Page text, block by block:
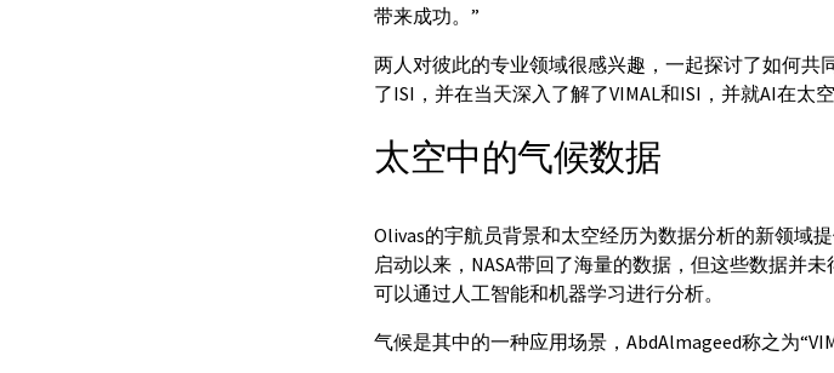
带来成功。”
两人对彼此的专业领域很感兴趣，一起探讨了如何共
了ISI，并在当天深入了解了VIMAL和ISI，并就AI在太
太空中的气候数据
Olivas的宇航员背景和太空经历为数据分析的新领域
启动以来，NASA带回了海量的数据，但这些数据并
可以通过人工智能和机器学习进行分析。
气候是其中的一种应用场景，AbdAlmageed称之为